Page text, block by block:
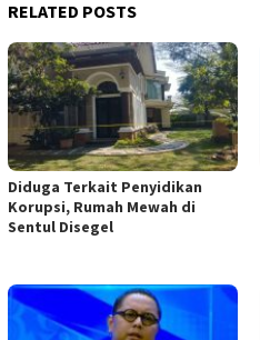
RELATED POSTS
Diduga Terkait Penyidikan
Korupsi, Rumah Mewah di
Sentul Disegel